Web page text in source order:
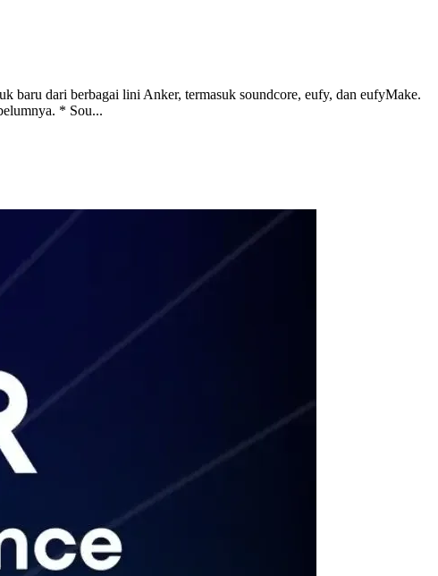
baru dari berbagai lini Anker, termasuk soundcore, eufy, dan eufyMake.
* Sou...